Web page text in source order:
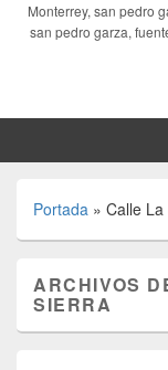
Monterrey, san pedro
san pedro garza,
Portada » Calle La
ARCHIVOS
SIERRA